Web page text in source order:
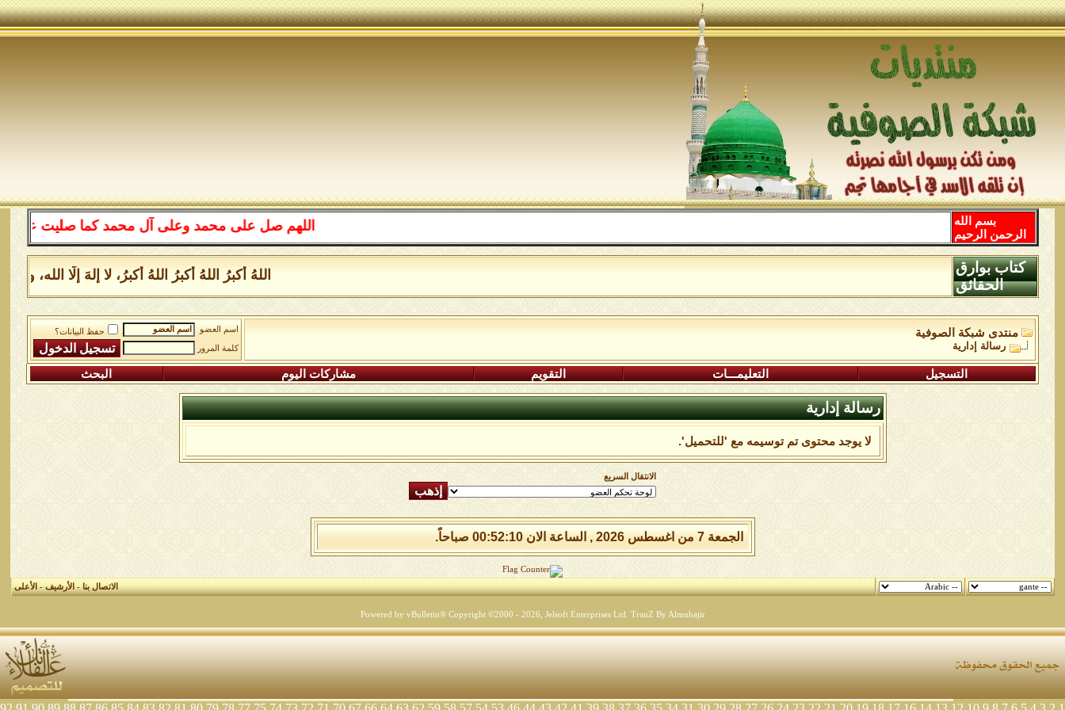
اللهم صل على محمد وعلى آل محمد كما صليت على
بسم الله
الرحمن الرحيم
اللهُ أكبرُ اللهُ أكبرُ اللهُ أكبرُ، لا إلهَ إلَّا
كتاب بوارق
الحقائق
منتدى شبكة الصوفية
رسالة إدارية
اسم العضو
حفظ البيانات؟
كلمة المرور
التسجيل التعليمـــات التقويم مشاركات اليوم البحث
رسالة إدارية
لا يوجد محتوى تم توسيمه مع 'للتحميل'.
الانتقال السريع
الجمعة 7 من اغسطس 2026 , الساعة الان 00:52:11 صباحاً.
الاتصال بنا-الأرشيف-الأعلى
Powered by vBulletin® Copyright ©2000 - 2026, Jelsoft Enterprises Ltd. TranZ By Almuhajir